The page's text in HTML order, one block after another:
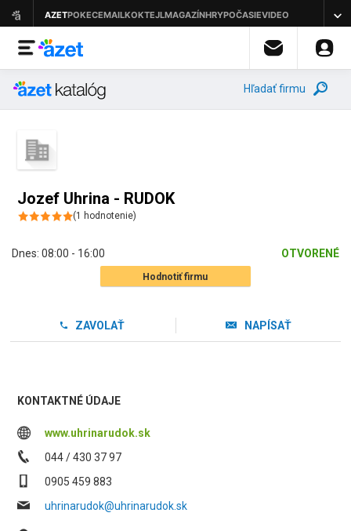
Hľadať firmu
Jozef Uhrina - RUDOK
(1 hodnotenie)
Dnes: 08:00 - 16:00 OTVORENÉ
Hodnotiť firmu
ZAVOLAŤ NAPÍSAŤ
KONTAKTNÉ ÚDAJE
www.uhrinarudok.sk
044 / 430 37 97
0905 459 883
uhrinarudok@uhrinarudok.sk